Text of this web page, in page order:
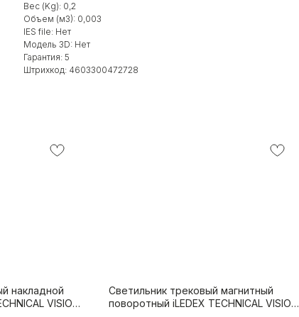
Вес (Kg): 0,2
Объем (м3): 0,003
IES file: Нет
Модель 3D: Нет
Гарантия: 5
Штрихкод: 4603300472728
накладной
VISION
Светильник трековый магнитный
поворотный iLEDEX TECHNICAL VISION